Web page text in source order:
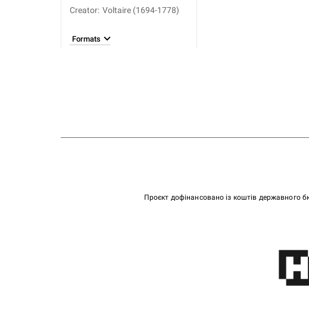
Creator: Voltaire (1694-1778)
Formats
Проєкт дофінансовано із коштів державного